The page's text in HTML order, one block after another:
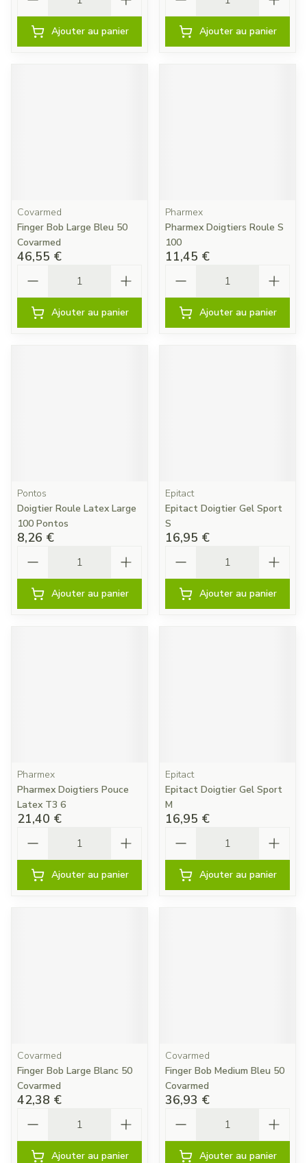
Ajouter au panier Ajouter au panier
Covarmed
Finger Bob Large Bleu 50
Covarmed
46,55 €
Ajouter au panier
Pharmex
Pharmex Doigtiers Roule S
100
11,45 €
Ajouter au panier
Pontos
Doigtier Roule Latex Large
100 Pontos
8,26 €
Ajouter au panier
Epitact
Epitact Doigtier Gel Sport
S
16,95 €
Ajouter au panier
Pharmex
Pharmex Doigtiers Pouce
Latex T3 6
21,40 €
Ajouter au panier
Epitact
Epitact Doigtier Gel Sport
M
16,95 €
Ajouter au panier
Covarmed
Finger Bob Large Blanc 50
Covarmed
42,38 €
Ajouter au panier
Covarmed
Finger Bob Medium Bleu 50
Covarmed
36,93 €
Ajouter au panier